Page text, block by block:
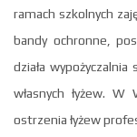
ramach szkolnych
bandy ochronne,
działa
własnych łyżew. W
ostrzenia łyżew